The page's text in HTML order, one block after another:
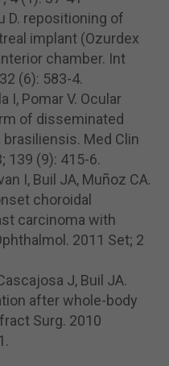
D. repositioning of
implant (Ozurdex
chamber. Int
(6): 583-4.
I, Pomar V. Ocular
of disseminated
brasiliensis. Med Clin
139 (9): 415-6.
I, Buil JA, Muñoz CA.
choroidal
carcinoma with
2011 Set; 2
J, Buil JA.
after whole-body
Surg. 2010